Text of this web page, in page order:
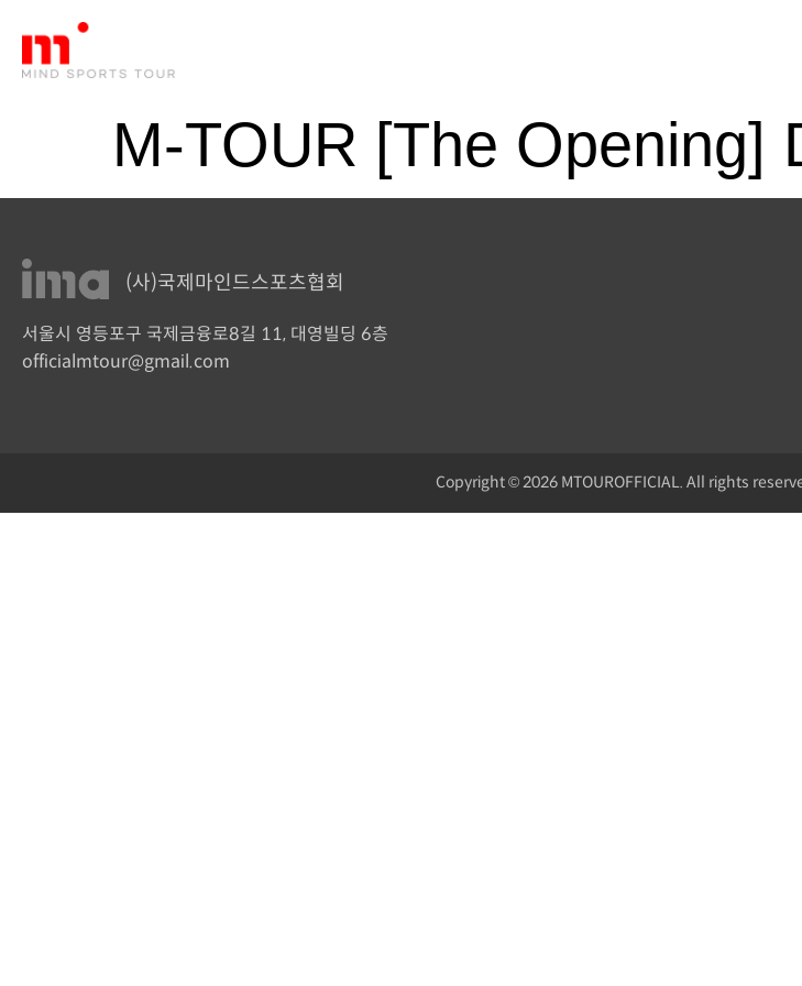
M-TOUR [The Opening]
(사)국제마인드스포츠협회
서울시 영등포구 국제금융로8길 11, 대영빌딩 6층
officialmtour@gmail.com
Copyright © 2026 MTOUROFFICIAL. All rights